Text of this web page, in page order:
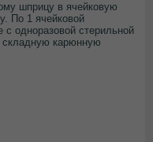
шприцу в ячейковую
По 1 ячейковой
с одноразовой стерильной
складную карюнную